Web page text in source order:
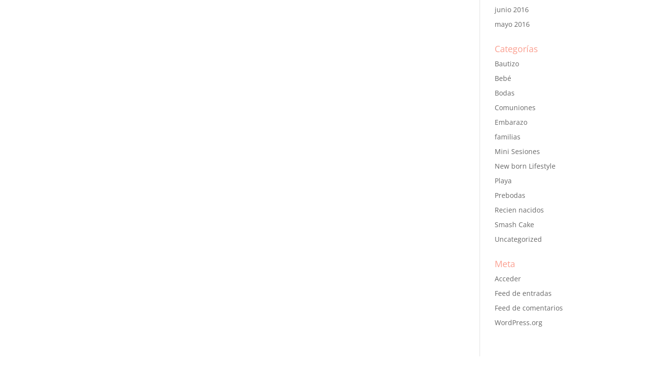
junio 2016
mayo 2016
Categorías
Bautizo
Bebé
Bodas
Comuniones
Embarazo
familias
Mini Sesiones
New born Lifestyle
Playa
Prebodas
Recien nacidos
Smash Cake
Uncategorized
Meta
Acceder
Feed de entradas
Feed de comentarios
WordPress.org